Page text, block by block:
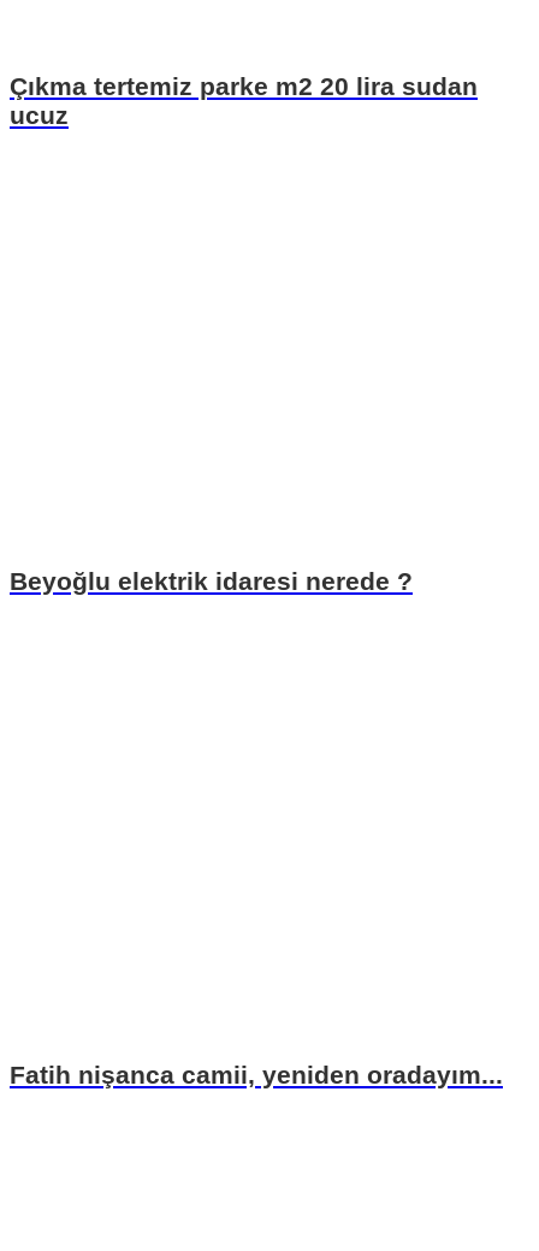
Çıkma tertemiz parke m2 20 lira sudan
ucuz
Beyoğlu elektrik idaresi nerede ?
Fatih nişanca camii, yeniden oradayım...